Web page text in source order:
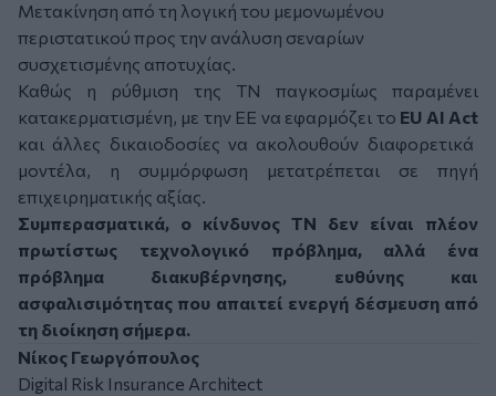
Μετακίνηση από τη λογική του μεμονωμένου
περιστατικού προς την ανάλυση σεναρίων
συσχετισμένης αποτυχίας.
Καθώς η ρύθμιση της ΤΝ παγκοσμίως παραμένει
κατακερματισμένη, με την ΕΕ να εφαρμόζει το EU AI Act
και άλλες δικαιοδοσίες να ακολουθούν διαφορετικά
μοντέλα, η συμμόρφωση μετατρέπεται σε πηγή
επιχειρηματικής αξίας.
Συμπερασματικά, ο κίνδυνος ΤΝ δεν είναι πλέον
πρωτίστως τεχνολογικό πρόβλημα, αλλά ένα
πρόβλημα διακυβέρνησης, ευθύνης και
ασφαλισιμότητας που απαιτεί ενεργή δέσμευση από
τη διοίκηση σήμερα.
Νίκος Γεωργόπουλος
Digital Risk Insurance Architect